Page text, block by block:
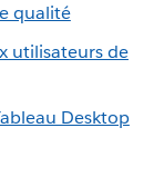
qualité
utilisateurs de
Desktop